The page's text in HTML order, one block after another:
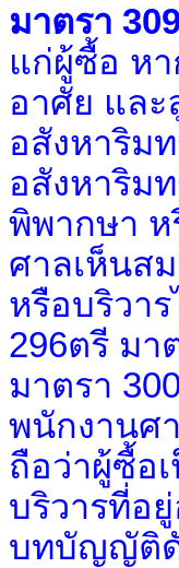
มาตรา
แก่ผู้ซื้อ ห
อาศัย แล
อสังหาริม
อสังหาริม
พิพากษา ห
ศาลเห็นส
หรือบริวา
296ตรี มา
มาตรา
พนักงานศ
ถือว่าผู้ซื้อ
บริวารที่อ
บทบัญญัติดั